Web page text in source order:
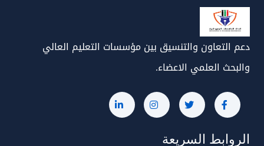
دعم التعاون والتنسيق بين مؤسسات التعليم العالي
والبحث العلمي الاعضاء.
الروابط السريعة